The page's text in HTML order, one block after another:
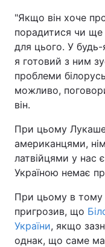
"Якщо він хоче
порадитися чи ще
для цього. У будь-
я готовий з ним
проблеми
можливо,
він.
При цьому
американцями,
латвійцями у нас
Україною немає
При цьому в тому
пригрозив, що
України, якщо
однак, що саме